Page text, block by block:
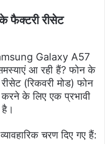
फैक्टरी रीसेट
Galaxy A57
आ रही हैं? फोन के
(रिकवरी मोड) फोन
करने के लिए एक प्रभावी
चरण दिए गए हैं: